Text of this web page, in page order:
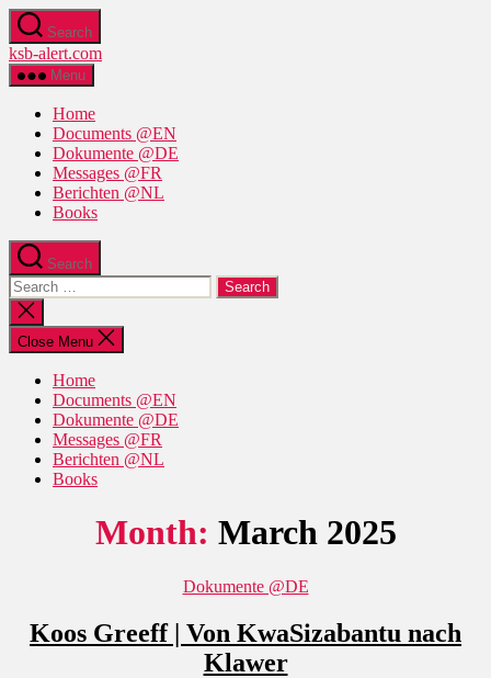
Skip
to
the
content
Search
ksb-alert.com
Menu
Home
Documents @EN
Dokumente @DE
Messages @FR
Berichten @NL
Books
Search
Search
for:
Close
search
Close Menu
Home
Documents @EN
Dokumente @DE
Messages @FR
Berichten @NL
Books
Month: March 2025
Categories
Dokumente @DE
Koos Greeff | Von KwaSizabantu nach
Klawer